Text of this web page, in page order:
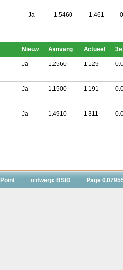
Ja 1.5460 1.461
Nieuw Aanvang Actueel 3e
Ja 1.2560 1.129
Ja 1.1500 1.191
Ja 1.4910 1.311
ontwerp: BSID Page